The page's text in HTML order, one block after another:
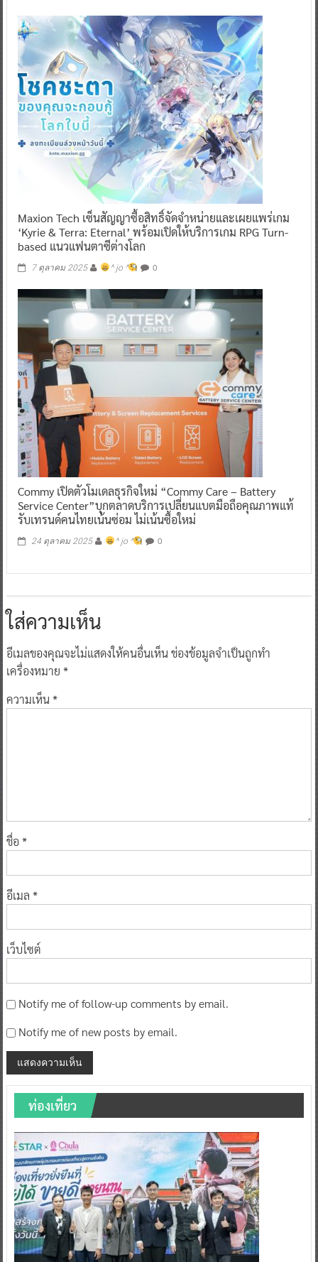
Maxion Tech เซ็นสัญญาซื้อสิทธิ์จัดจำหน่ายและเผยแพร่เกม
‘Kyrie & Terra: Eternal’ พร้อมเปิดให้บริการเกม RPG Turn-
based แนวแฟนตาซีต่างโลก
7 ตุลาคม 2025 ^ jo ^ 0
Commy เปิดตัวโมเดลธุรกิจใหม่ “Commy Care – Battery
Service Center”บุกตลาดบริการเปลี่ยนแบตมือถือคุณภาพแท้
รับเทรนด์คนไทยเน้นซ่อม ไม่เน้นซื้อใหม่
24 ตุลาคม 2025 ^ jo ^ 0
ใส่ความเห็น
อีเมลของคุณจะไม่แสดงให้คนอื่นเห็นช่องข้อมูลจำเป็นถูกทำ
เครื่องหมาย *
ความเห็น*
ชื่อ *
อีเมล *
เว็บไซต์
Notify me of follow-up comments by email.
Notify me of new posts by email.
ท่องเที่ยว